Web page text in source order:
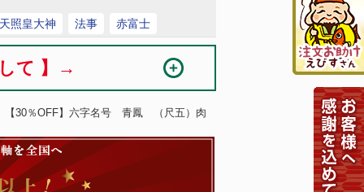
照皇大神 法事 赤富士
して 】→
【30％OFF】六字名号 青鳳 （尺五）肉